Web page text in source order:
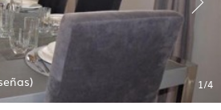
1/4